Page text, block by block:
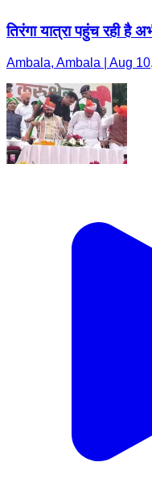
तिरंगा यात्रा पहुंच रही है
Ambala, Ambala | Aug